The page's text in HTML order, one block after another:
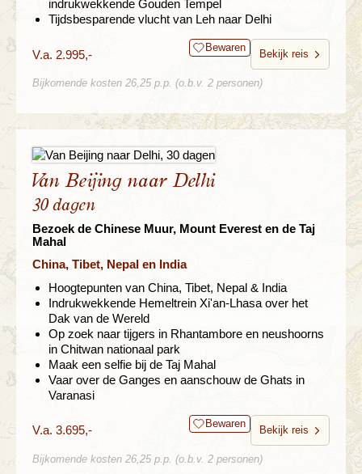
indrukwekkende Gouden Tempel
Tijdsbesparende vlucht van Leh naar Delhi
V.a. 2.995,- Bewaren
Bekijk reis
Bijkomende kosten 26,25 p.p. (o.b.v. 2 personen)
Van Beijing naar Delhi
30 dagen
Bezoek de Chinese Muur, Mount Everest en de Taj
Mahal
China, Tibet, Nepal en India
Hoogtepunten van China, Tibet, Nepal & India
Indrukwekkende Hemeltrein Xi'an-Lhasa over het
Dak van de Wereld
Op zoek naar tijgers in Rhantambore en neushoorns
in Chitwan nationaal park
Maak een selfie bij de Taj Mahal
Vaar over de Ganges en aanschouw de Ghats in
Varanasi
V.a. 3.695,- Bewaren
Bekijk reis
Bijkomende kosten 26,25 p.p. (o.b.v. 2 personen)